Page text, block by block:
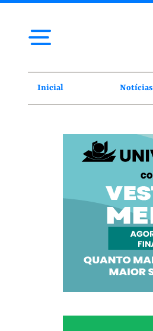
Inicial Notícias